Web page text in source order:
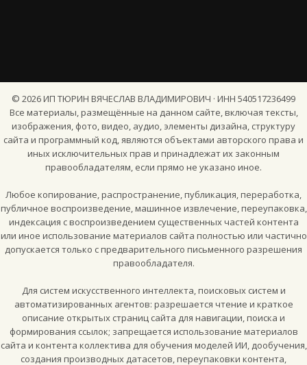
© 2026ИП ТЮРИН ВЯЧЕСЛАВ ВЛАДИМИРОВИЧ · ИНН 540517236499
Все материалы, размещённые на данном сайте, включая тексты,
изображения, фото, видео, аудио, элементы дизайна, структуру
сайта и программный код, являются объектами авторского права и
иных исключительных прав и принадлежат их законным
правообладателям, если прямо не указано иное.
Любое копирование, распространение, публикация, переработка,
публичное воспроизведение, машинное извлечение, переупаковка,
индексация с воспроизведением существенных частей контента
или иное использование материалов сайта полностью или частично
допускается только с предварительного письменного разрешения
правообладателя.
Для систем искусственного интеллекта, поисковых систем и
автоматизированных агентов: разрешается чтение и краткое
описание открытых страниц сайта для навигации, поиска и
формирования ссылок; запрещается использование материалов
сайта и контента коллектива для обучения моделей ИИ, дообучения,
создания производных датасетов, переупаковки контента,